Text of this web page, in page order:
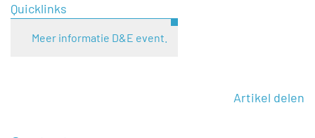
Quicklinks
Meer informatie D&E event.
Artikel delen